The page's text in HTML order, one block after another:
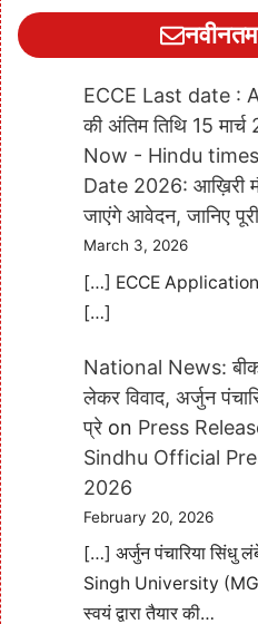
नवीनतम
ECCE Last date :
की अंतिम तिथि 15
Now - Hindu
Date 2026: आख़िरी
जाएंगे आवेदन, जानिए
March 3, 2026
[…] ECCE Application
[…]
National News:
लेकर विवाद, अर्जुन
प्रेon Press
Sindhu Official
2026
February 20, 2026
[…] अर्जुन पंचारिया
Singh University
स्वयं द्वारा तैयार की…